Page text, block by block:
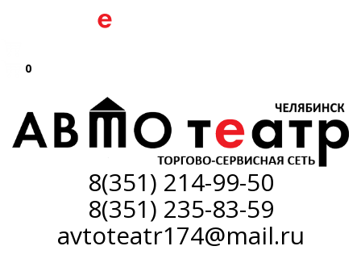
0
8(351) 214-99-50
8(351) 235-83-59
avtoteatr174@mail.ru